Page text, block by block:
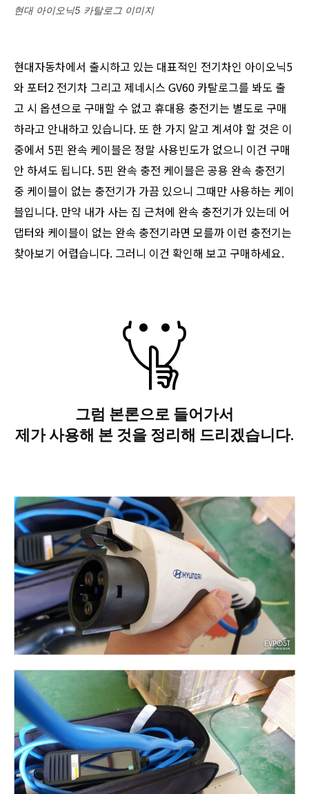
현대 아이오닉5 카탈로그 이미지
현대자동차에서 출시하고 있는 대표적인 전기차인 아이오닉5
와 포터2 전기차 그리고 제네시스 GV60 카탈로그를 봐도 출
고 시 옵션으로 구매할 수 없고 휴대용 충전기는 별도로 구매
하라고 안내하고 있습니다. 또 한 가지 알고 계셔야 할 것은 이
중에서 5핀 완속 케이블은 정말 사용빈도가 없으니 이건 구매
안 하셔도 됩니다. 5핀 완속 충전 케이블은 공용 완속 충전기
중 케이블이 없는 충전기가 가끔 있으니 그때만 사용하는 케이
블입니다. 만약 내가 사는 집 근처에 완속 충전기가 있는데 어
댑터와 케이블이 없는 완속 충전기라면 모를까 이런 충전기는
찾아보기 어렵습니다. 그러니 이건 확인해 보고 구매하세요.
그럼 본론으로 들어가서
제가 사용해 본 것을 정리해 드리겠습니다.